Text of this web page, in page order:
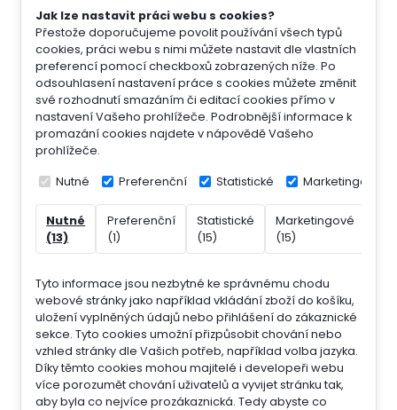
Jak lze nastavit práci webu s cookies?
Přestože doporučujeme povolit používání všech typů
cookies, práci webu s nimi můžete nastavit dle vlastních
preferencí pomocí checkboxů zobrazených níže. Po
odsouhlasení nastavení práce s cookies můžete změnit
své rozhodnutí smazáním či editací cookies přímo v
nastavení Vašeho prohlížeče. Podrobnější informace k
promazání cookies najdete v nápovědě Vašeho
prohlížeče.
Nutné Preferenční Statistické Marketingové
Nutné
(13)
Preferenční
(1)
Statistické
(15)
Marketingové
(15)
Tyto informace jsou nezbytné ke správnému chodu
webové stránky jako například vkládání zboží do košíku,
uložení vyplněných údajů nebo přihlášení do zákaznické
sekce. Tyto cookies umožní přizpůsobit chování nebo
vzhled stránky dle Vašich potřeb, například volba jazyka.
Díky těmto cookies mohou majitelé i developeři webu
více porozumět chování uživatelů a vyvijet stránku tak,
aby byla co nejvíce prozákaznická. Tedy abyste co